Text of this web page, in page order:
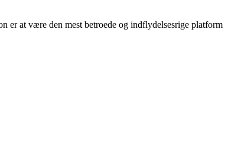
er at være den mest betroede og indflydelsesrige platform